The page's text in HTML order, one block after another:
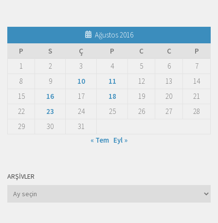
Ağustos 2016
P
S Ç P C C
P
1
2 3 4 5 6
7
8
9 10 11 12 13
14
15
16 17 18 19 20
21
22
23 24 25 26 27
28
29
30
31
« Tem Eyl »
ARŞIVLER
Arşivler